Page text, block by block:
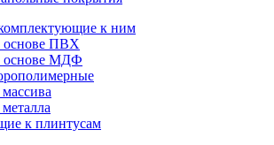
к ним
основе ПВХ
основе МДФ
к плинтусам